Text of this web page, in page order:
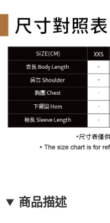
商品描述